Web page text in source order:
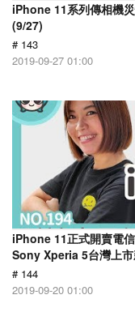
iPhone 11系列傳相機
(9/27)
# 143
2019-09-27 01:00
iPhone 11正式開賣電
Sony Xperia 5台灣上
# 144
2019-09-20 01:00